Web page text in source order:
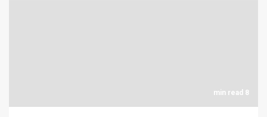
8 min read